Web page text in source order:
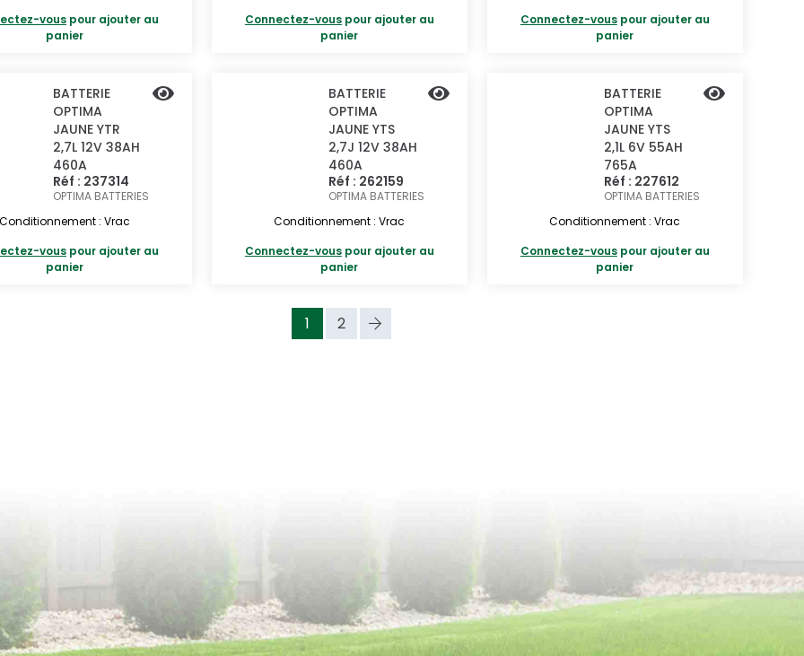
vous pour ajouter au
panier
Connectez-vouspour ajouter au
panier
Connectez-vouspour ajouter au
panier
BATTERIE
OPTIMA
JAUNE YTR
2,7L 12V 38AH
460A
Réf : 237314
OPTIMA BATTERIES
: Vrac
vous pour ajouter au
panier
BATTERIE
OPTIMA
JAUNE YTS
2,7J 12V 38AH
460A
Réf : 262159
OPTIMA BATTERIES
Conditionnement : Vrac
Connectez-vouspour ajouter au
panier
BATTERIE
OPTIMA
JAUNE YTS
2,1L 6V 55AH
765A
Réf : 227612
OPTIMA BATTERIES
Conditionnement : Vrac
Connectez-vouspour ajouter au
panier
1 2